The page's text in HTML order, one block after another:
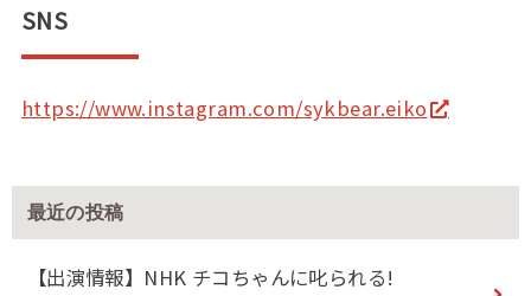
SNS
https://www.instagram.com/sykbear.eiko
最近の投稿
【出演情報】NHK チコちゃんに叱られる!